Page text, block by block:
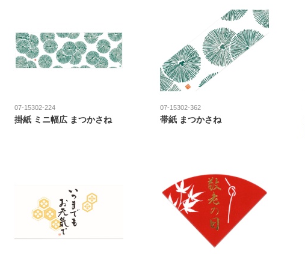
07-15302-224
掛紙 ミニ幅広 まつかさね
07-15302-362
帯紙 まつかさね